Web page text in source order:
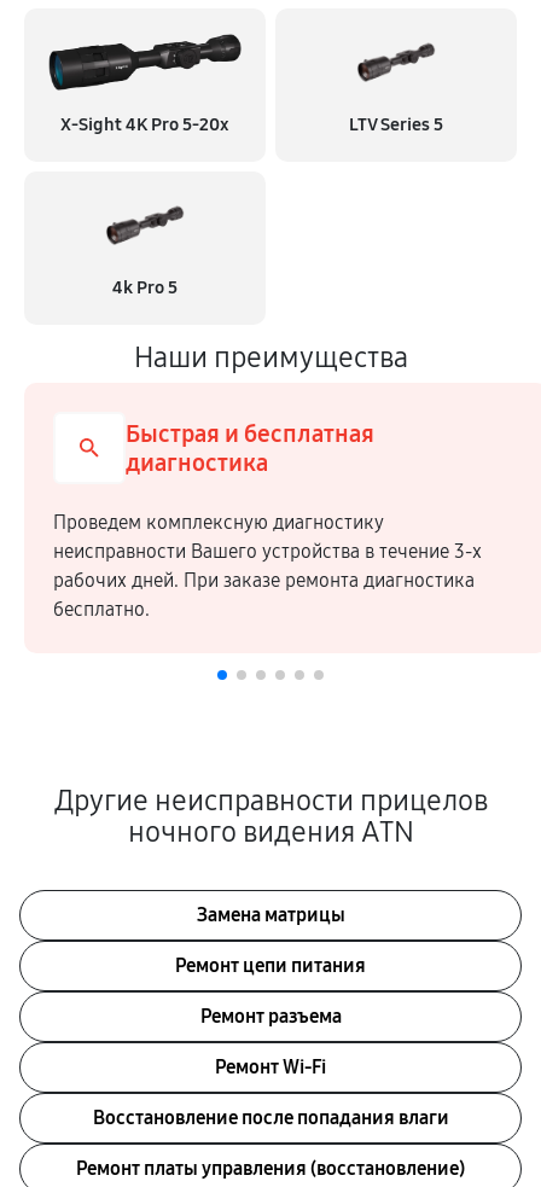
X-Sight 4K Pro 5-20x LTV Series 5
4k Pro 5
Наши преимущества
Быстрая и бесплатная
диагностика
Проведем комплексную диагностику
неисправности Вашего устройства в течение 3-х
рабочих дней. При заказе ремонта диагностика
бесплатно.
Другие неисправности прицелов
ночного видения ATN
Замена матрицы
Ремонт цепи питания
Ремонт разъема
Ремонт Wi-Fi
Восстановление после попадания влаги
Ремонт платы управления (восстановление)